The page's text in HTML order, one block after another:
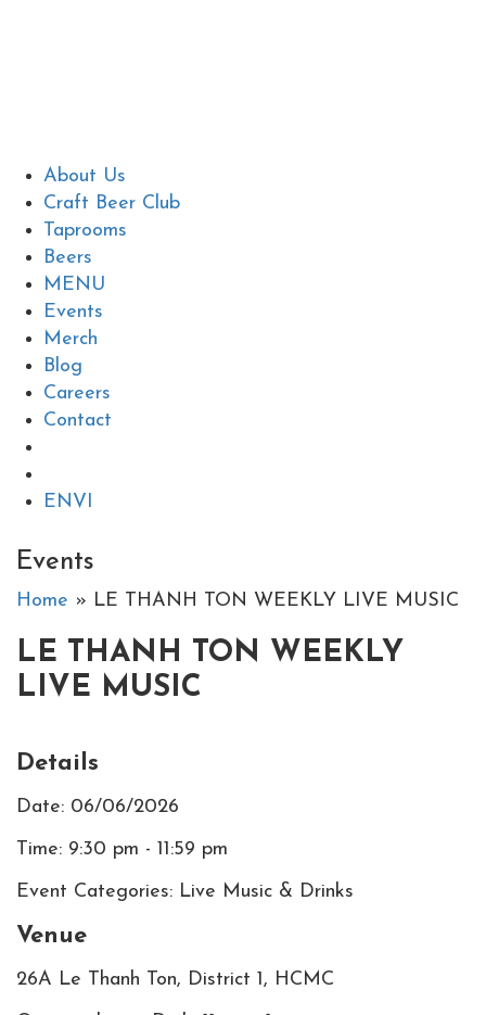
About Us
Craft Beer Club
Taprooms
Beers
MENU
Events
Merch
Blog
Careers
Contact
ENVI
Events
Home » LE THANH TON WEEKLY LIVE MUSIC
LE THANH TON WEEKLY
LIVE MUSIC
Details
Date: 06/06/2026
Time: 9:30 pm - 11:59 pm
Event Categories: Live Music & Drinks
Venue
26A Le Thanh Ton, District 1, HCMC